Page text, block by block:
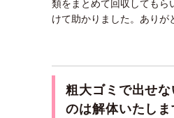
類をまとめて回収してもら
けて助かりました。ありが
粗大ゴミで出せ
のは解体いたしま